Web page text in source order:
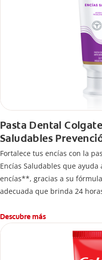
Pasta Dental
Saludables
Fortalece tus encías con la
Encías Saludables que
encías**, gracias a su
adecuada que brinda 24
Descubre más